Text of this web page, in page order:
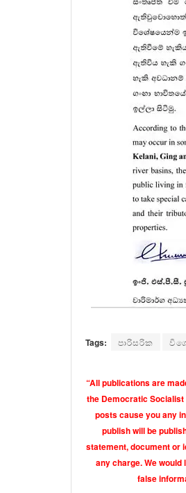
Tags: පාරිසරික
“All publications are
the Democratic Socialist
posts cause you any
publish will be
statement, document or
any charge. We
false